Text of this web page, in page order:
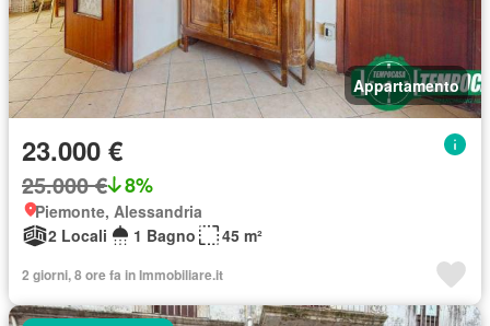
Appartamento
23.000 €
25.000 € 8%
Piemonte, Alessandria
2 Locali
1 Bagno 45 m²
2 giorni, 8 ore fa in Immobiliare.it